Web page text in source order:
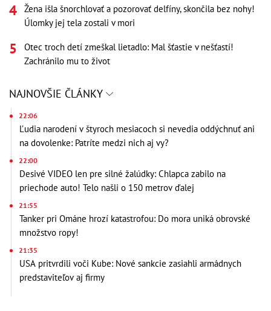
Žena išla šnorchlovať a pozorovať delfíny, skončila bez nohy!
Úlomky jej tela zostali v mori
Otec troch detí zmeškal lietadlo: Mal šťastie v nešťastí!
Zachránilo mu to život
NAJNOVŠIE ČLÁNKY
22:06
Ľudia narodení v štyroch mesiacoch si nevedia oddýchnuť ani
na dovolenke: Patríte medzi nich aj vy?
22:00
Desivé VIDEO len pre silné žalúdky: Chlapca zabilo na
priechode auto! Telo našli o 150 metrov ďalej
21:55
Tanker pri Ománe hrozí katastrofou: Do mora uniká obrovské
množstvo ropy!
21:35
USA pritvrdili voči Kube: Nové sankcie zasiahli armádnych
predstaviteľov aj firmy